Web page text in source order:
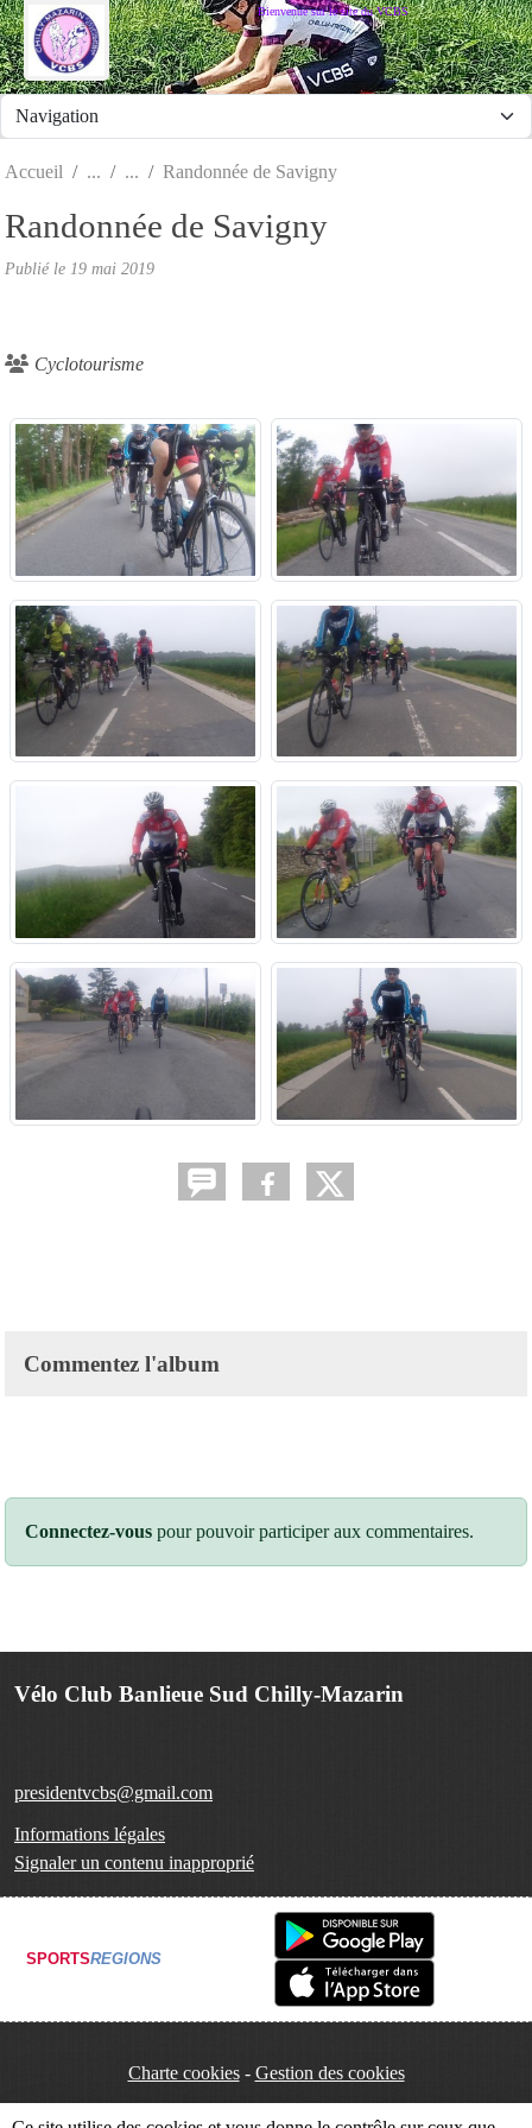
Bienvenue sur le site du VCBS
Accueil Randonnée de Savigny
Randonnée de Savigny
Publié le 19 mai 2019
Cyclotourisme
Commentez l'album
Connectez-vous pour pouvoir participer aux commentaires.
Vélo Club Banlieue Sud Chilly-Mazarin
presidentvcbs@gmail.com
Informations légales
Signaler un contenu inapproprié
SPORTSREGIONS
Charte cookies Gestion des cookies
Panneau de gestion des cookies